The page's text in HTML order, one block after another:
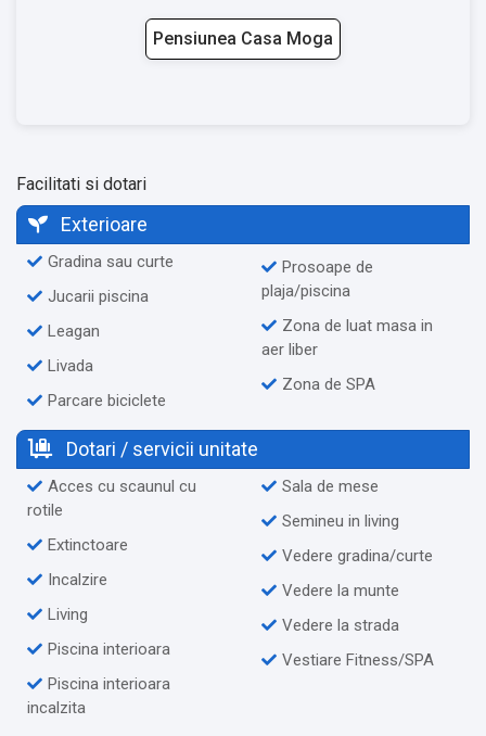
Pensiunea Casa Moga
Facilitati si dotari
Exterioare
Gradina sau curte
Jucarii piscina
Leagan
Livada
Parcare biciclete
Prosoape de
plaja/piscina
Zona de luat masa in
aer liber
Zona de SPA
Dotari / servicii unitate
Acces cu scaunul cu
rotile
Extinctoare
Incalzire
Living
Piscina interioara
Piscina interioara
incalzita
Sala de mese
Semineu in living
Vedere gradina/curte
Vedere la munte
Vedere la strada
Vestiare Fitness/SPA